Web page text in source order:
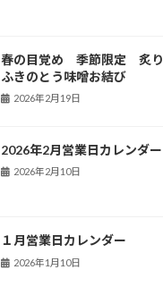
春の目覚め 季節限定 炙り
ふきのとう味噌お結び
2026年2月19日
2026年2月営業日カレンダー
2026年2月10日
１月営業日カレンダー
2026年1月10日